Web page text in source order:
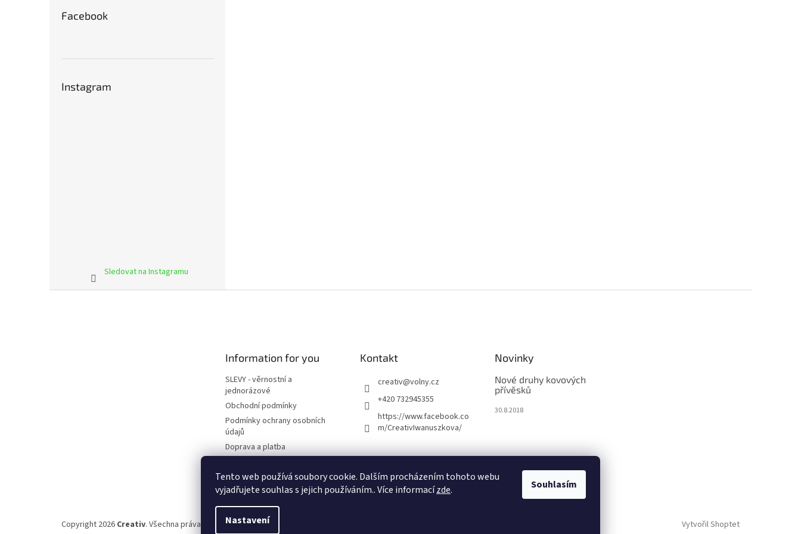
Tento web používá soubory cookie. Dalším procházením tohoto webu
vyjadřujete souhlas s jejich používáním.. Více informacízde.
Nastavení
Souhlasím
Facebook
Instagram
Sledovat na Instagramu
Information for you
SLEVY - věrnostní a
jednorázové
Obchodní podmínky
Podmínky ochrany osobních
údajů
Doprava a platba
Napište nám
Kontakt
creativ@volny.cz
+420 732945355
https://www.facebook.co
m/CreativIwanuszkova/
Novinky
Nové druhy kovových
přívěsků
30.8.2018
Vytvořil Shoptet
Copyright 2026 Creativ. Všechna práva vyhrazena.